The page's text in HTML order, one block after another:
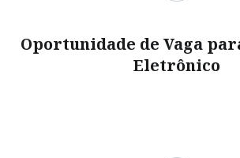
Oportunidade de Vaga
Eletrônico